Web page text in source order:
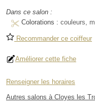
Dans ce salon :
Colorations : couleurs,
Recommander ce coiffeur
Améliorer cette fiche
Renseigner les horaires
Autres salons à Cloyes les